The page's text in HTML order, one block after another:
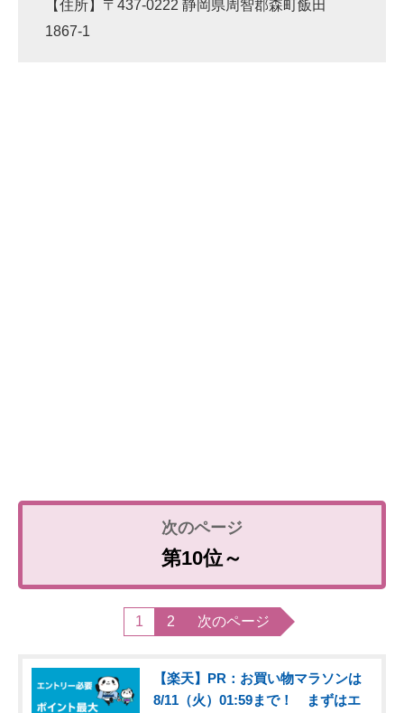
【住所】〒437-0222 静岡県周智郡森町飯田
1867-1
第10位～
1 2 次のページ
【楽天】PR：お買い物マラソンは
8/11（火）01:59まで！ まずはエ